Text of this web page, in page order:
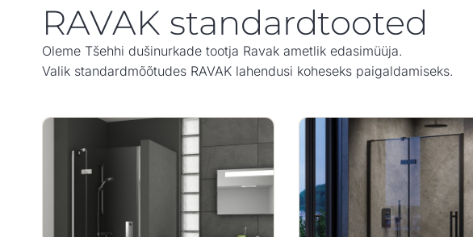
RAVAK standardtooted
Oleme Tšehhi dušinurkade tootja Ravak ametlik edasimüüja.
Valik standardmõõtudes RAVAK lahendusi koheseks paigaldamiseks.